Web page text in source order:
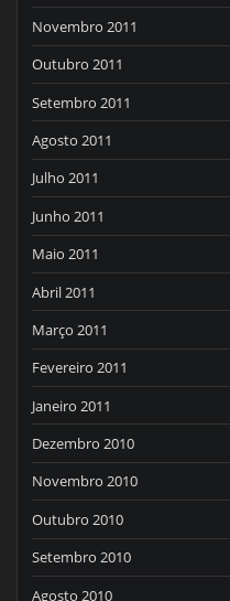
Novembro 2011
Outubro 2011
Setembro 2011
Agosto 2011
Julho 2011
Junho 2011
Maio 2011
Abril 2011
Março 2011
Fevereiro 2011
Janeiro 2011
Dezembro 2010
Novembro 2010
Outubro 2010
Setembro 2010
Agosto 2010